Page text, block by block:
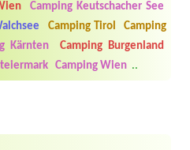
Camping Keutschacher See
Camping Tirol
Camping
Kärnten
Camping Burgenland
Camping Wien ..